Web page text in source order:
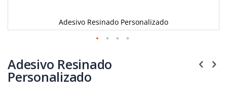
Adesivo Resinado Personalizado
para
o
início
Adesivo Resinado
Personalizado